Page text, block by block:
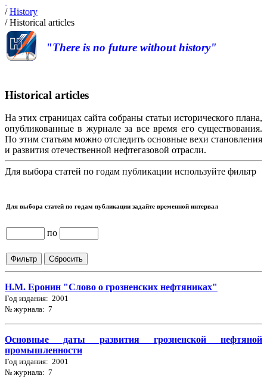
/History
/Historical articles
"There is no future without history"
Historical articles
На этих страницах сайта собраны статьи исторического плана,
опубликованные в журнале за все время его существования.
По этим статьям можно отследить основные вехи становления
и развития отечественной нефтегазовой отрасли.
Для выбора статей по годам публикации используйте фильтр
Для выбора статей по годам публикации задайте временной интервал
по
Н.М. Еронин "Слово о грозненских нефтяниках"
Год издания: 2001
№ журнала: 7
Основные даты развития грозненской нефтяной
промышленности
Год издания: 2001
№ журнала: 7